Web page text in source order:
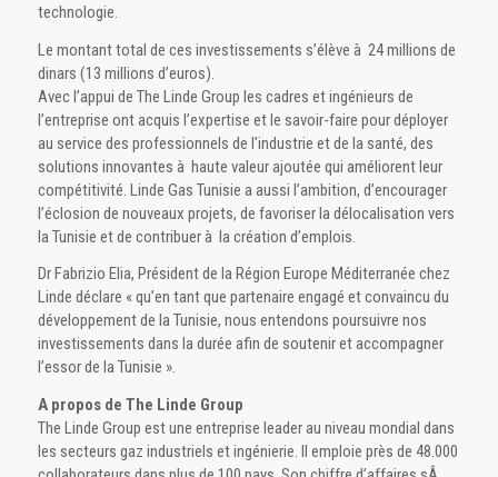
technologie.
Le montant total de ces investissements s’élève à 24 millions de
dinars (13 millions d’euros).
Avec l’appui de The Linde Group les cadres et ingénieurs de
l’entreprise ont acquis l’expertise et le savoir-faire pour déployer
au service des professionnels de l’industrie et de la santé, des
solutions innovantes à haute valeur ajoutée qui améliorent leur
compétitivité. Linde Gas Tunisie a aussi l’ambition, d’encourager
l’éclosion de nouveaux projets, de favoriser la délocalisation vers
la Tunisie et de contribuer à la création d’emplois.
Dr Fabrizio Elia, Président de la Région Europe Méditerranée chez
Linde déclare « qu’en tant que partenaire engagé et convaincu du
développement de la Tunisie, nous entendons poursuivre nos
investissements dans la durée afin de soutenir et accompagner
l’essor de la Tunisie ».
A propos de The Linde Group
The Linde Group est une entreprise leader au niveau mondial dans
les secteurs gaz industriels et ingénierie. Il emploie près de 48.000